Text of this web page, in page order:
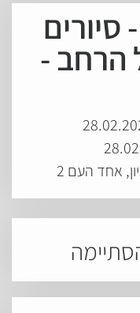
סיורים
הרחב -
אחד העם 2